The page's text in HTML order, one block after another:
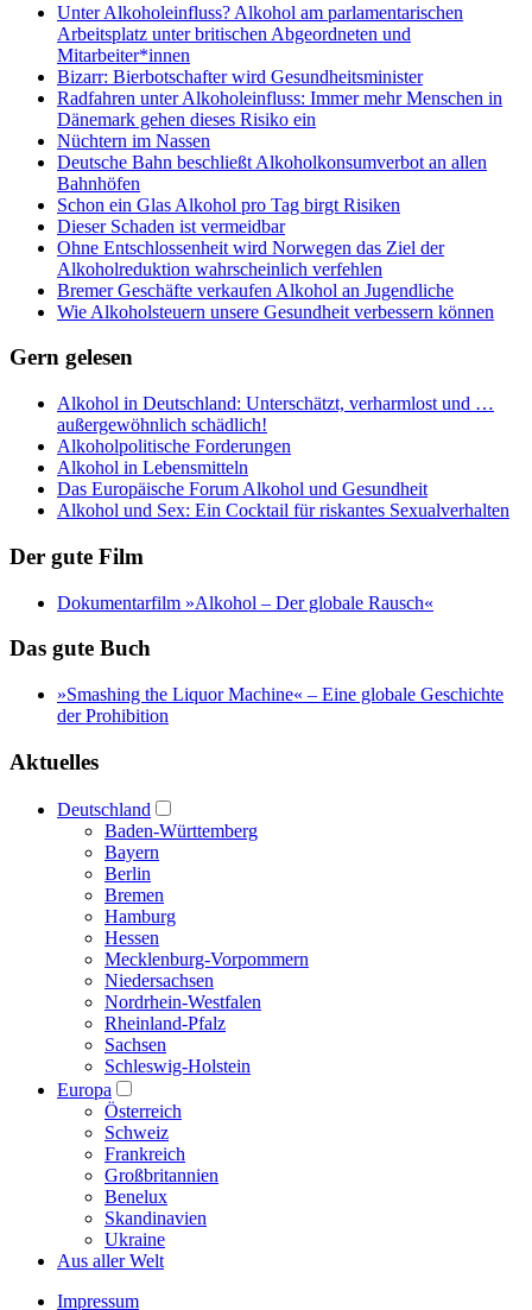
Unter Alkoholeinfluss? Alkohol am parlamentarischen
Arbeitsplatz unter britischen Abgeordneten und
Mitarbeiter*innen
Bizarr: Bierbotschafter wird Gesundheitsminister
Radfahren unter Alkoholeinfluss: Immer mehr Menschen in
Dänemark gehen dieses Risiko ein
Nüchtern im Nassen
Deutsche Bahn beschließt Alkoholkonsumverbot an allen
Bahnhöfen
Schon ein Glas Alkohol pro Tag birgt Risiken
Dieser Schaden ist vermeidbar
Ohne Entschlossenheit wird Norwegen das Ziel der
Alkoholreduktion wahrscheinlich verfehlen
Bremer Geschäfte verkaufen Alkohol an Jugendliche
Wie Alkoholsteuern unsere Gesundheit verbessern können
Gern gelesen
Alkohol in Deutschland: Unterschätzt, verharmlost und …
außergewöhnlich schädlich!
Alkoholpolitische Forderungen
Alkohol in Lebensmitteln
Das Europäische Forum Alkohol und Gesundheit
Alkohol und Sex: Ein Cocktail für riskantes Sexualverhalten
Der gute Film
Dokumentarfilm »Alkohol – Der globale Rausch«
Das gute Buch
»Smashing the Liquor Machine« ‒ Eine globale Geschichte
der Prohibition
Aktuelles
Deutschland
Baden-Württemberg
Bayern
Berlin
Bremen
Hamburg
Hessen
Mecklenburg-Vorpommern
Niedersachsen
Nordrhein-Westfalen
Rheinland-Pfalz
Sachsen
Schleswig-Holstein
Europa
Österreich
Schweiz
Frankreich
Großbritannien
Benelux
Skandinavien
Ukraine
Aus aller Welt
Impressum